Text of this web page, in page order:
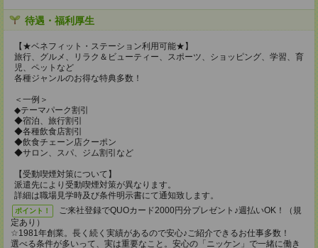
待遇・福利厚生
【★ベネフィット・ステーション利用可能★】
旅行、グルメ、リラク＆ビューティー、スポーツ、ショッピング、学習、育
児、ペットなど
各種ジャンルのお得な特典多数！
＜一例＞
◆テーマパーク割引
◆宿泊、旅行割引
◆各種飲食店割引
◆飲食チェーン店クーポン
◆サロン、スパ、ジム割引など
【受動喫煙対策について】
派遣先により受動喫煙対策が異なります。
詳細は職場見学時及び条件明示書にて通知致します。
ポイント！
ご来社登録でQUOカード2000円分プレゼント♪週払いOK！（規
定あり）
☆1981年創業。長く続く実績があるので安心♪ご紹介できるお仕事多数！
選べる条件が多いって、実は重要なこと。安心の「ニッケン」で一緒に働き